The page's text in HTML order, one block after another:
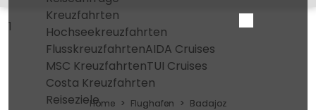
Kreuzfahrten
Hochseekreuzfahrten
FlusskreuzfahrtenAIDA Cruises
MSC KreuzfahrtenTUI Cruises
Costa Kreuzfahrten
Reiseziele
1
Home Flughafen Badajoz